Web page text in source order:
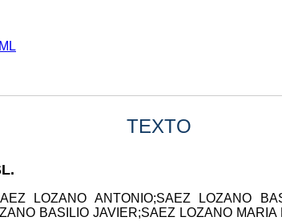
TEXTO
LOZANO ANTONIO;SAEZ LOZANO
BASILIO JAVIER;SAEZ LOZANO